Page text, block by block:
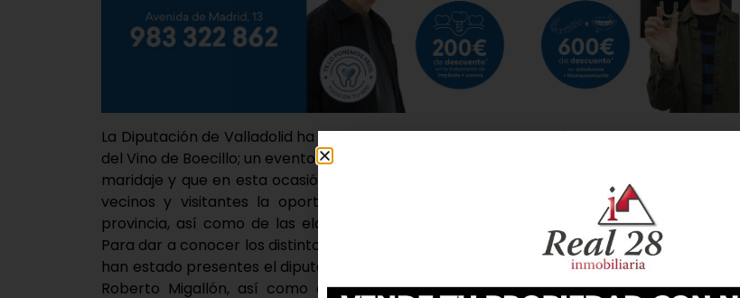
La Diputación de Valladolid ha acogido este jueves la presentación de la II Feria Provincial
del Vino de Boecillo; un evento que en su primera edición ya cosechó los éxitos de un buen
maridaje y que en esta ocasión se desliga de la Fiesta de la Vendimia para ofrecer a los
vecinos y visitantes la oportunidad de disfrutar de las distintas producciones de la
provincia, así como de las elaboraciones del último productor de vino de la localidad.
Para dar a conocer los distintos actos que se van a llevar a cabo en esta jornada vinícola
han estado presentes el diputado de Empleo, Desarrollo Económico y Reto Demográfico,
Roberto Migallón, así como el alcalde del municipio, Raúl Gómez, y la concejala de